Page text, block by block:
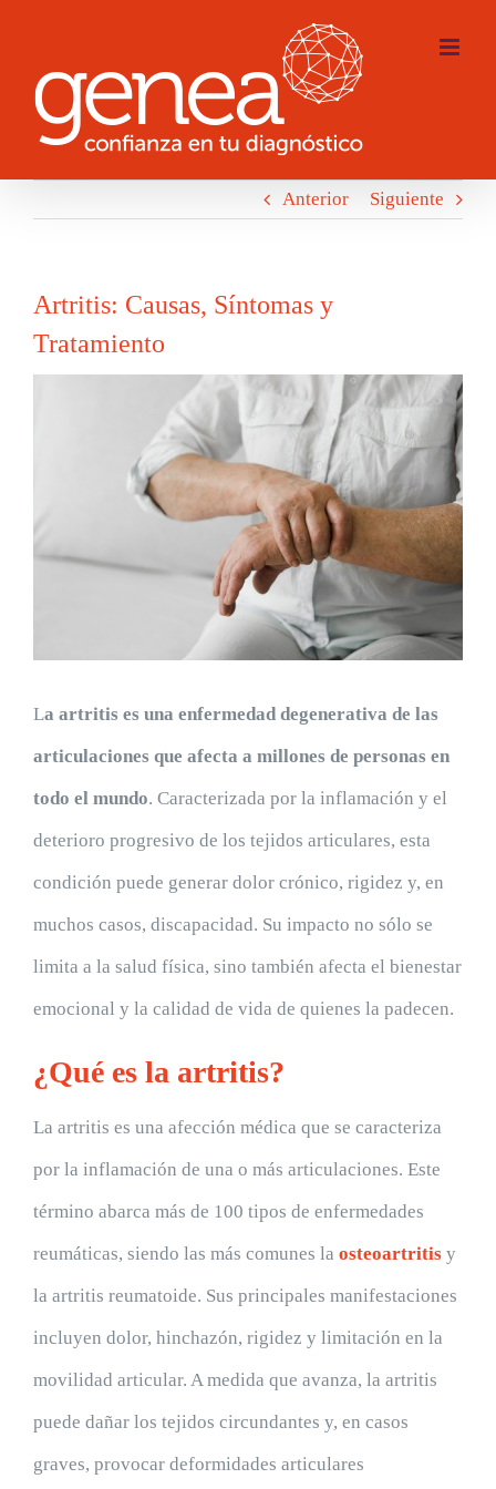
contenido
Anterior Siguiente
Artritis: Causas, Síntomas y
Tratamiento
grande
La artritis es una enfermedad degenerativa de las
articulaciones que afecta a millones de personas en
todo el mundo. Caracterizada por la inflamación y el
deterioro progresivo de los tejidos articulares, esta
condición puede generar dolor crónico, rigidez y, en
muchos casos, discapacidad. Su impacto no sólo se
limita a la salud física, sino también afecta el bienestar
emocional y la calidad de vida de quienes la padecen.
¿Qué es la artritis?
La artritis es una afección médica que se caracteriza
por la inflamación de una o más articulaciones. Este
término abarca más de 100 tipos de enfermedades
reumáticas, siendo las más comunes la osteoartritis y
la artritis reumatoide. Sus principales manifestaciones
incluyen dolor, hinchazón, rigidez y limitación en la
movilidad articular. A medida que avanza, la artritis
puede dañar los tejidos circundantes y, en casos
graves, provocar deformidades articulares